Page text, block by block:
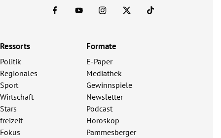
Ressorts
Politik
Regionales
Sport
Wirtschaft
Stars
freizeit
Fokus
Formate
E-Paper
Mediathek
Gewinnspiele
Newsletter
Podcast
Horoskop
Pammesberger